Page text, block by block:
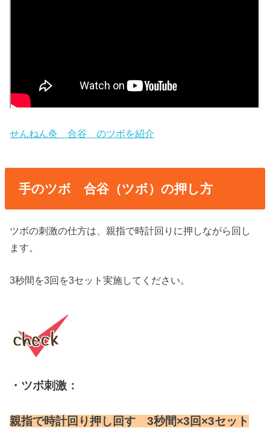
せんねん灸 合谷 のツボを紹介
手のツボ 合谷（ツボ）の押し方
ツボの刺激の仕方は、親指で時計回りに押しながら回し
ます。
3秒間を3回を3セット実施してください。
・ツボ刺激：
親指で時計回り押し回す 3秒間×3回×3セット